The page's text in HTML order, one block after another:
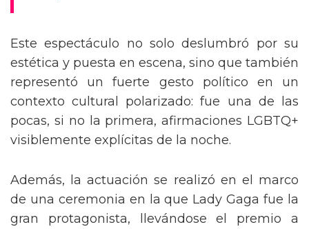
Este espectáculo no solo deslumbró por su
estética y puesta en escena, sino que también
representó un fuerte gesto político en un
contexto cultural polarizado: fue una de las
pocas, si no la primera, afirmaciones LGBTQ+
visiblemente explícitas de la noche.
Además, la actuación se realizó en el marco
de una ceremonia en la que Lady Gaga fue la
gran protagonista, llevándose el premio a